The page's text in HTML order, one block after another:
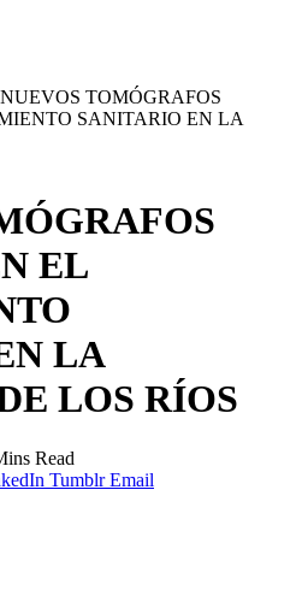
NUEVOS TOMÓGRAFOS
SANITARIO EN LA
EL
LA
LOS RÍOS
Read
Tumblr Email